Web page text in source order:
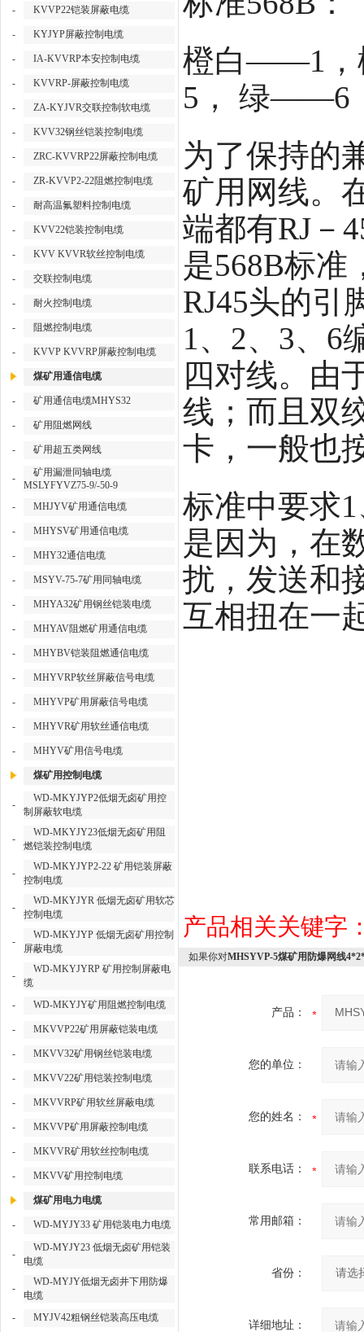
- KVVP22铠装屏蔽电缆
- KYJYP屏蔽控制电缆
- IA-KVVRP本安控制电缆
- KVVRP-屏蔽控制电缆
- ZA-KYJVR交联控制软电缆
- KVV32钢丝铠装控制电缆
- ZRC-KVVRP22屏蔽控制电缆
- ZR-KVVP2-22阻燃控制电缆
- 耐高温氟塑料控制电缆
- KVV22铠装控制电缆
- KVV KVVR软丝控制电缆
- 交联控制电缆
- 耐火控制电缆
- 阻燃控制电缆
- KVVP KVVRP屏蔽控制电缆
煤矿用通信电缆
- 矿用通信电缆MHYS32
- 矿用阻燃网线
- 矿用超五类网线
-
矿用漏泄同轴电缆
MSLYFYVZ75-9/-50-9
-
MHJYV矿用通信电缆
- MHYSV矿用通信电缆
- MHY32通信电缆
- MSYV-75-7矿用同轴电缆
- MHYA32矿用钢丝铠装电缆
- MHYAV阻燃矿用通信电缆
- MHYBV铠装阻燃通信电缆
- MHYVRP软丝屏蔽信号电缆
- MHYVP矿用屏蔽信号电缆
- MHYVR矿用软丝通信电缆
- MHYV矿用信号电缆
煤矿用控制电缆
-
WD-MKYJYP2低烟无卤矿用控
制屏蔽软电缆
-
WD-MKYJY23低烟无卤矿用阻
燃铠装控制电缆
-
WD-MKYJYP2-22 矿用铠装屏蔽
控制电缆
-
WD-MKYJYR 低烟无卤矿用软芯
控制电缆
-
WD-MKYJYP 低烟无卤矿用控制
屏蔽电缆
-
WD-MKYJYRP 矿用控制屏蔽电
缆
-
WD-MKYJY矿用阻燃控制电缆
- MKVVP22矿用屏蔽铠装电缆
- MKVV32矿用钢丝铠装电缆
- MKVV22矿用铠装控制电缆
- MKVVRP矿用软丝屏蔽电缆
- MKVVP矿用屏蔽控制电缆
- MKVVR矿用软丝控制电缆
- MKVV矿用控制电缆
煤矿用电力电缆
- WD-MYJY33 矿用铠装电力电缆
-
WD-MYJY23 低烟无卤矿用铠装
电缆
-
WD-MYJY低烟无卤井下用防爆
电缆
-
MYJV42粗钢丝铠装高压电缆
橙白——1
5， 绿
为了保持的
矿用网线。
端都有RJ－
是568B标准
RJ45头的引
1、2、3、6
四对线。由
线；而且双
卡，一般也
标准中要求
是因为，在
扰，发送和
互相扭在一
产品相关关键字
如果你对MHSYVP-5煤矿用防爆网线
产品：
您的单位：
您的姓名：
联系电话：
常用邮箱：
省份：
详细地址：